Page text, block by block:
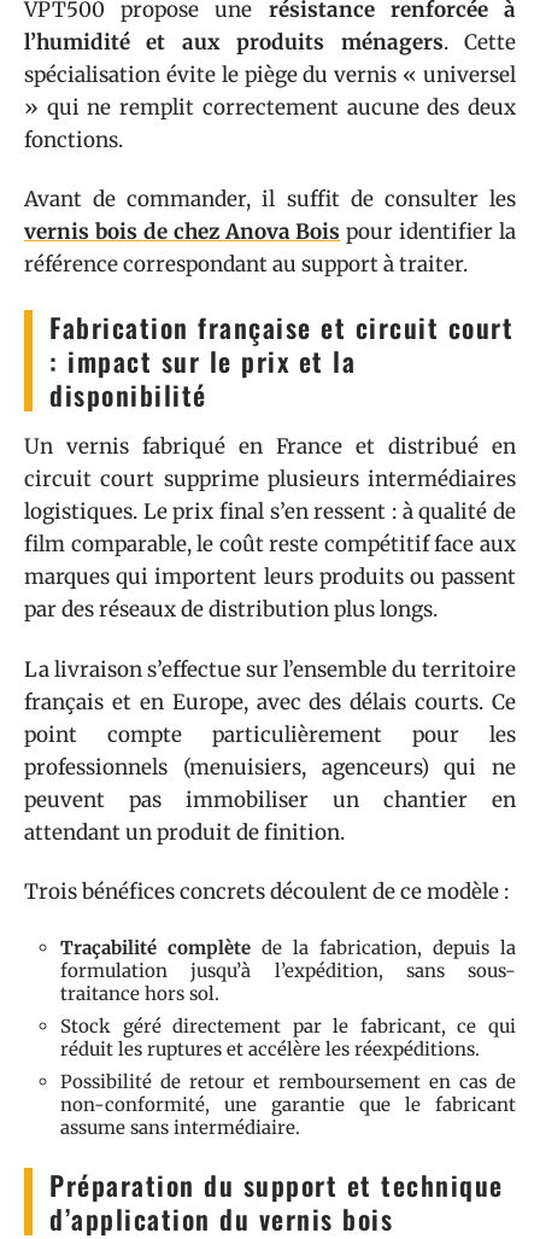
VPT500 propose une résistance renforcée à
l’humidité et aux produits ménagers. Cette
spécialisation évite le piège du vernis « universel
» qui ne remplit correctement aucune des deux
fonctions.
Avant de commander, il suffit de consulter les
vernis bois de chez Anova Bois pour identifier la
référence correspondant au support à traiter.
Fabrication française et circuit court
: impact sur le prix et la
disponibilité
Un vernis fabriqué en France et distribué en
circuit court supprime plusieurs intermédiaires
logistiques. Le prix final s’en ressent : à qualité de
film comparable, le coût reste compétitif face aux
marques qui importent leurs produits ou passent
par des réseaux de distribution plus longs.
La livraison s’effectue sur l’ensemble du territoire
français et en Europe, avec des délais courts. Ce
point compte particulièrement pour les
professionnels (menuisiers, agenceurs) qui ne
peuvent pas immobiliser un chantier en
attendant un produit de finition.
Trois bénéfices concrets découlent de ce modèle :
Traçabilité complète de la fabrication, depuis la
formulation jusqu’à l’expédition, sans sous-
traitance hors sol.
Stock géré directement par le fabricant, ce qui
réduit les ruptures et accélère les réexpéditions.
Possibilité de retour et remboursement en cas de
non-conformité, une garantie que le fabricant
assume sans intermédiaire.
Préparation du support et technique
d’application du vernis bois